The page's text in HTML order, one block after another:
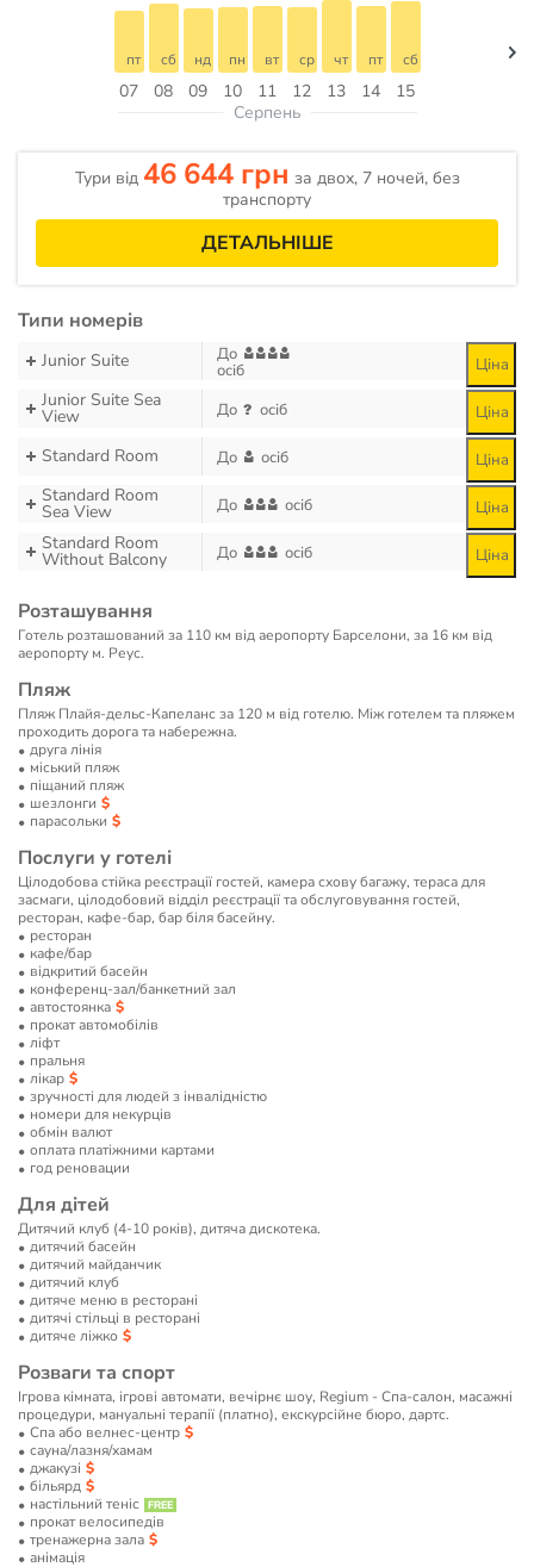
07
пт
08
сб
09
нд
10
пн
11
вт
12
ср
13
чт
14
пт
15
сб
Серпень
Тури від 46 644 грн за двох, 7 ночей, без
транспорту
ДЕТАЛЬНІШЕ
Типи номерів
Junior Suite До
осіб Ціна
Junior Suite Sea
View До осіб Ціна
Standard Room До осіб Ціна
Standard Room
Sea View До осіб Ціна
Standard Room
Without Balcony До осіб Ціна
Розташування
Готель розташований за 110 км від аеропорту Барселони, за 16 км від
аеропорту м. Реус.
Пляж
Пляж Плайя-дельс-Капеланс за 120 м від готелю. Між готелем та пляжем
проходить дорога та набережна.
друга лінія
мiський пляж
піщаний пляж
шезлонги
парасольки
Послуги у готелі
Цілодобова стійка реєстрації гостей, камера схову багажу, тераса для
засмаги, цілодобовий відділ реєстрації та обслуговування гостей,
ресторан, кафе-бар, бар біля басейну.
ресторан
кафе/бар
відкритий басейн
конференц-зал/банкетний зал
автостоянка
прокат автомобілів
ліфт
пральня
лікар
зручності для людей з інвалідністю
номери для некурців
обмін валют
оплата платіжними картами
год реновации
Для дітей
Дитячий клуб (4-10 років), дитяча дискотека.
дитячий басейн
дитячий майданчик
дитячий клуб
дитяче меню в ресторані
дитячі стільці в ресторані
дитяче ліжко
Розваги та спорт
Ігрова кімната, ігрові автомати, вечірнє шоу, Regium - Спа-салон, масажні
процедури, мануальні терапії (платно), екскурсійне бюро, дартс.
Спа або велнес-центр
сауна/лазня/хамам
джакузі
більярд
настільний теніс
прокат велосипедів
тренажерна зала
анімація